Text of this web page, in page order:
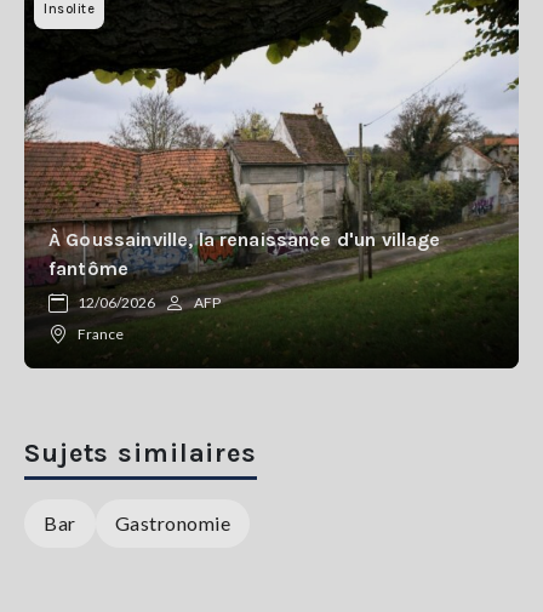
Insolite
À Goussainville, la renaissance d'un village
fantôme
12/06/2026
AFP
France
Sujets similaires
Bar Gastronomie